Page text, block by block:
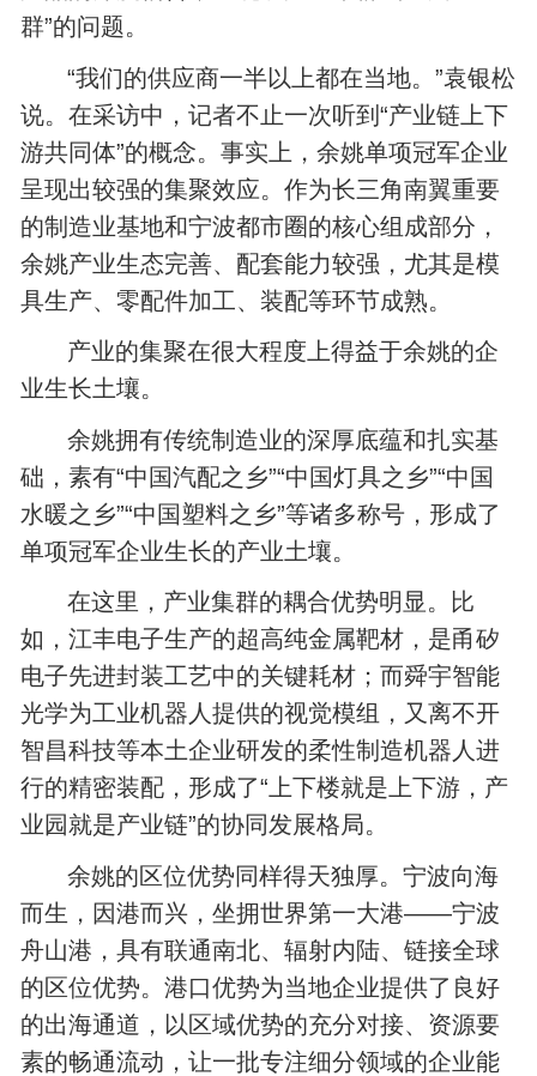
群”的问题。
“我们的供应商一半以上都在当地。”袁银松
说。在采访中，记者不止一次听到“产业链上下
游共同体”的概念。事实上，余姚单项冠军企业
呈现出较强的集聚效应。作为长三角南翼重要
的制造业基地和宁波都市圈的核心组成部分，
余姚产业生态完善、配套能力较强，尤其是模
具生产、零配件加工、装配等环节成熟。
产业的集聚在很大程度上得益于余姚的企
业生长土壤。
余姚拥有传统制造业的深厚底蕴和扎实基
础，素有“中国汽配之乡”“中国灯具之乡”“中国
水暖之乡”“中国塑料之乡”等诸多称号，形成了
单项冠军企业生长的产业土壤。
在这里，产业集群的耦合优势明显。比
如，江丰电子生产的超高纯金属靶材，是甬矽
电子先进封装工艺中的关键耗材；而舜宇智能
光学为工业机器人提供的视觉模组，又离不开
智昌科技等本土企业研发的柔性制造机器人进
行的精密装配，形成了“上下楼就是上下游，产
业园就是产业链”的协同发展格局。
余姚的区位优势同样得天独厚。宁波向海
而生，因港而兴，坐拥世界第一大港——宁波
舟山港，具有联通南北、辐射内陆、链接全球
的区位优势。港口优势为当地企业提供了良好
的出海通道，以区域优势的充分对接、资源要
素的畅通流动，让一批专注细分领域的企业能